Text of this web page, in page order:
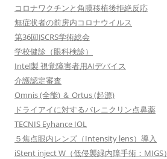
コロナワクチンと角膜移植後拒絶反応
無症状者の前房内コロナウイルス
第36回JSCRS学術総会
学校健診（眼科検診）
Intel製 視覚障害者用AIデバイス
介護認定審査
Omnis (全能) ＆ Ortus (起源)
ドライアイに対するバレニクリン点鼻薬
TECNIS Eyhance IOL
５焦点眼内レンズ（Intensity lens）導入
iStent inject W（低侵襲緑内障手術：MIGS）